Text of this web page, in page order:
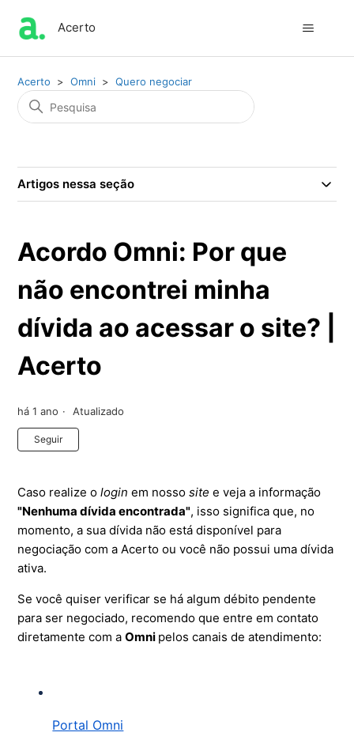
Acerto
Acerto Omni Quero negociar
Artigos nessa seção
Acordo Omni: Por que
não encontrei minha
dívida ao acessar o site? |
Acerto
há 1 ano Atualizado
Seguir
Caso realize ologin em nossosite e veja a informação
"Nenhuma dívida encontrada", isso significa que, no
momento, a sua dívida não está disponível para
negociação com a Acerto ou você não possui uma dívida
ativa.
Se você quiser verificar se há algum débito pendente
para ser negociado, recomendo que entre em contato
diretamente com aOmni pelos canais de atendimento:
Portal Omni